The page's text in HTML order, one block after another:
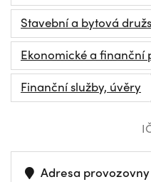
Stavební a bytová
Ekonomické a finanční
Finanční služby, úvěry
Adresa provozovny